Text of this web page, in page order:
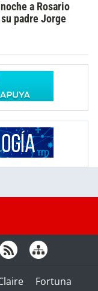
a Rosario
padre Jorge
Fortuna